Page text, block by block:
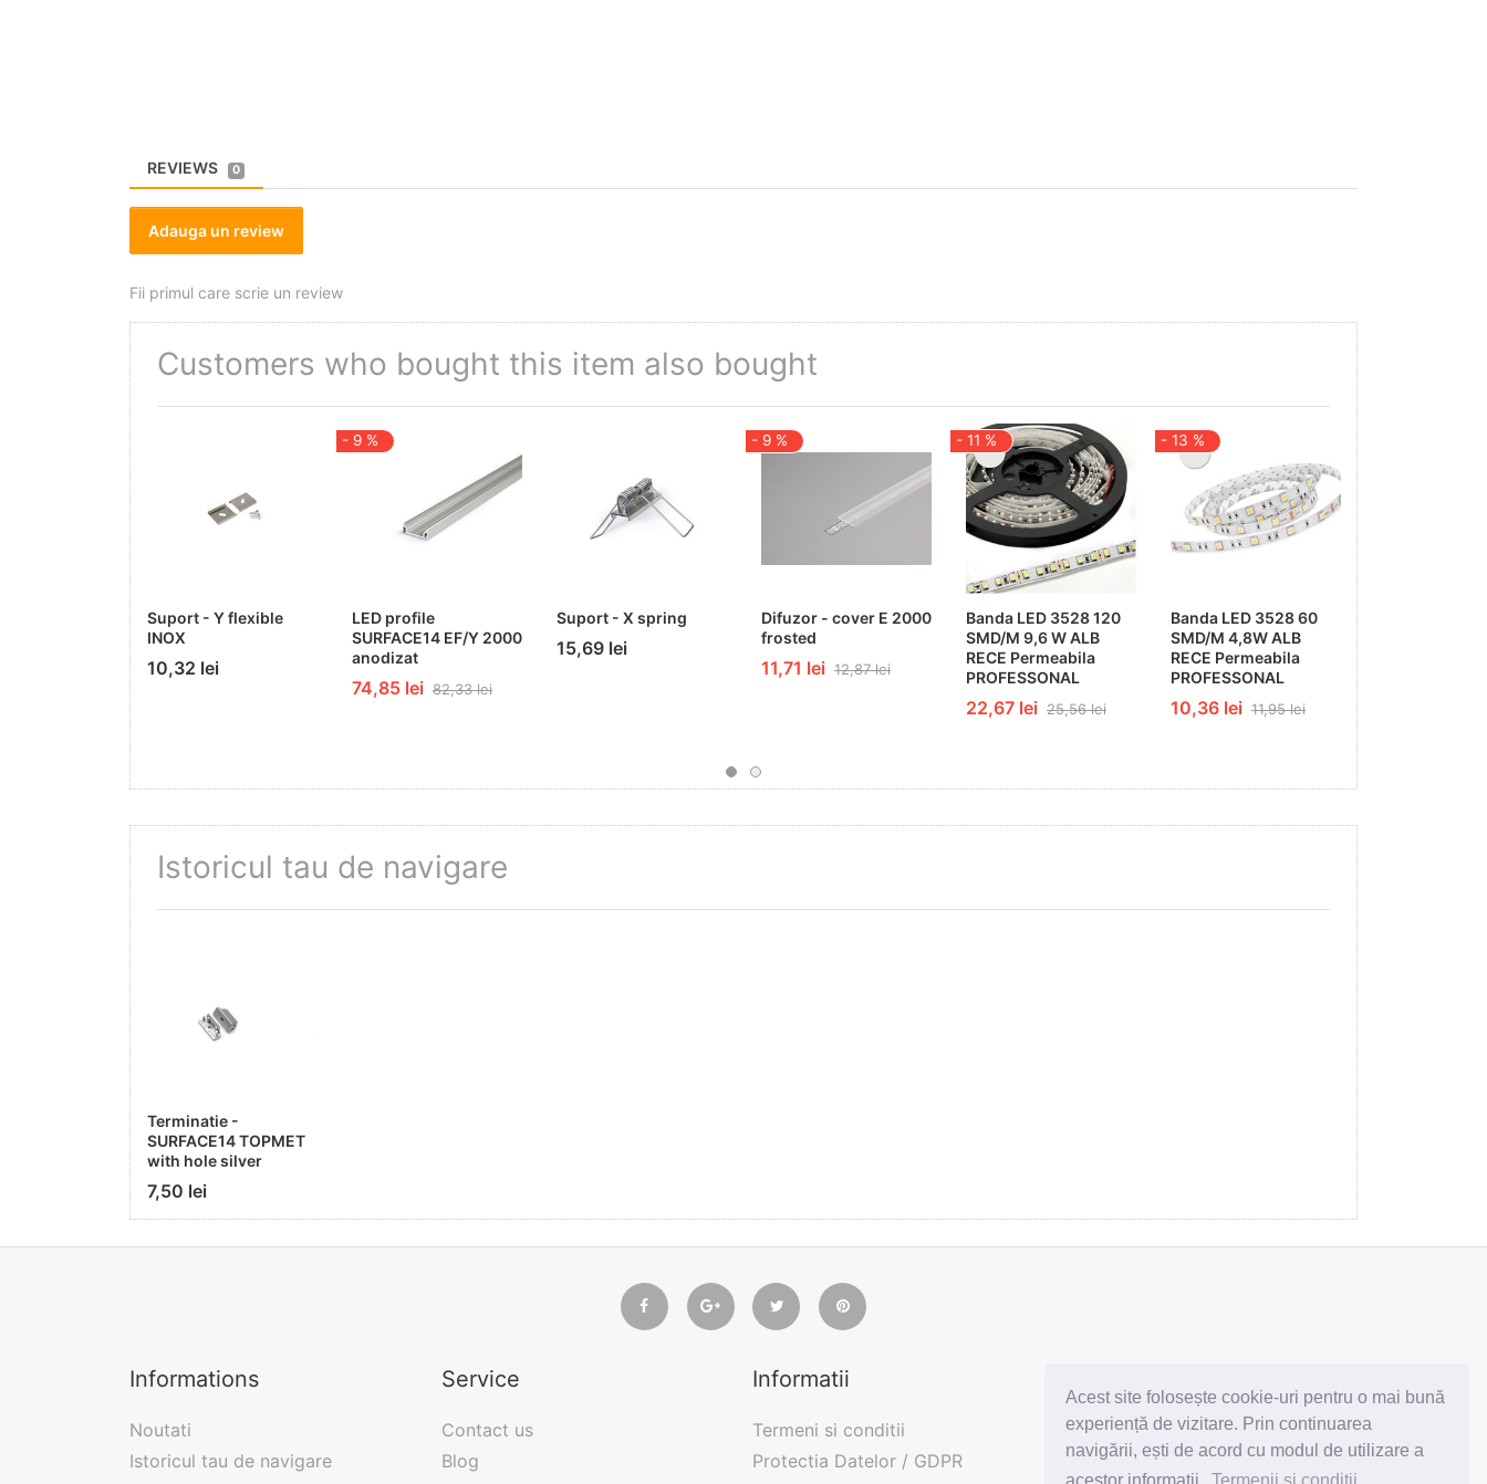
Acest site folosește cookie-uri pentru o mai bună
experiență de vizitare. Prin continuarea
navigării, ești de acord cu modul de utilizare a
REVIEWS 0
Adauga un review
Fii primul care scrie un review
Customers who bought this item also bought
Suport - Y flexible
INOX
10,32 lei
- 9 %
LED profile
SURFACE14 EF/Y 2000
anodizat
74,85 lei 82,33 lei
Suport - X spring
15,69 lei
- 9 %
Difuzor - cover E 2000
frosted
11,71 lei 12,87 lei
- 11 %
Banda LED 3528 120
SMD/M 9,6 W ALB
RECE Permeabila
PROFESSONAL
22,67 lei 25,56 lei
- 13 %
Banda LED 3528 60
SMD/M 4,8W ALB
RECE Permeabila
PROFESSONAL
10,36 lei 11,95 lei
Istoricul tau de navigare
Terminatie -
SURFACE14 TOPMET
with hole silver
7,50 lei
Informations
Noutati
Istoricul tau de navigare
Service
Contact us
Blog
Informatii
Termeni si conditii
Protectia Datelor / GDPR